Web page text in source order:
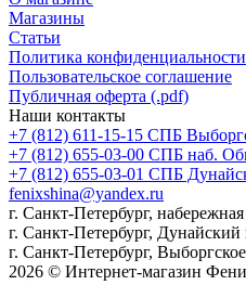
Магазины
Статьи
Политика конфиденциальности
Пользовательское соглашение
Публичная оферта (.pdf)
Наши контакты
+7 (812) 611-15-15 СПБ
+7 (812) 655-03-00 СПБ наб.
+7 (812) 655-03-01 СПБ
fenixshina@yandex.ru
г. Санкт-Петербург,
г. Санкт-Петербург, Дунайский
г. Санкт-Петербург,
2026 © Интернет-магазин